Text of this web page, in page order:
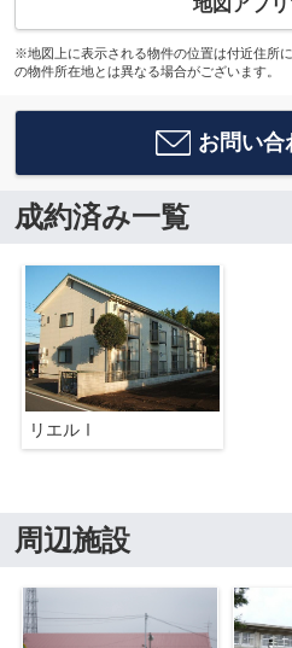
地図アプリ
※地図上に表示される物件の位置は付近住所
の物件所在地とは異なる場合がございます。
お問い合
成約済み一覧
リエルⅠ
周辺施設